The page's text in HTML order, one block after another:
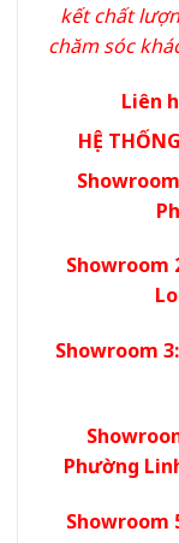
kết chất
chăm sóc
Liên
HỆ
Showroom
Showroom
Phường
Showroom